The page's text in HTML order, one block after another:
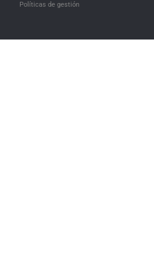
Políticas de gestión